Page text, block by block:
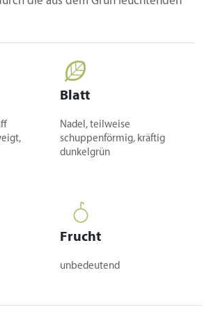
Blatt
Nadel, teilweise
schuppenförmig, kräftig
dunkelgrün
Frucht
unbedeutend